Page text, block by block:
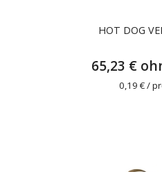
HOT DOG
65,23 €
0,19 € /